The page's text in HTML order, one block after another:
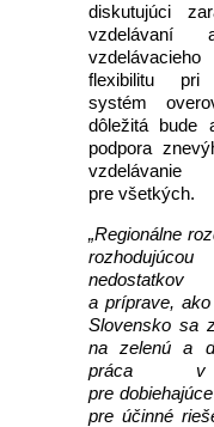
diskutujúci
vzdelávaní
flexibilitu
systém
dôležitá bude
podpora
pre všetkých.
„Regionálne
a príprave,
Slovensko sa
na zelenú a
práca v
pre
pre účinné